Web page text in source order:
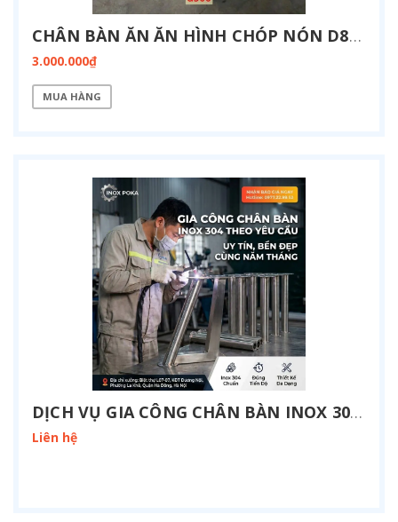
CHÂN BÀN ĂN ĂN HÌNH CHÓP NÓN D800 SP2110
3.000.000₫
MUA HÀNG
DỊCH VỤ GIA CÔNG CHÂN BÀN INOX 304 THEO YÊU CẦU TẠI HÀ NỘI
Liên hệ